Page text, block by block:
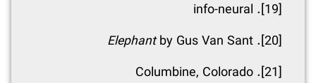
[19]
. info-neural
[20]
.
Elephantby Gus Van Sant
[21]
. Columbine, Colorado